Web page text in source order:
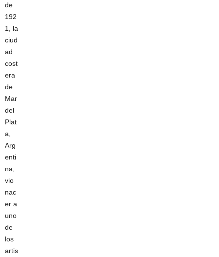
de
192
1, la
ciud
ad
cost
era
de
Mar
del
Plat
a,
Arg
enti
na,
vio
nac
er a
uno
de
los
artis